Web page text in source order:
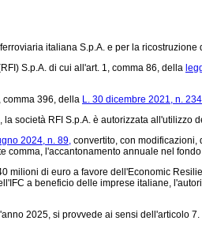
italiana S.p.A. e per la
S.p.A. di cui all'art. 1, comma 86, della
396, della L. 30 dicembre 2021, n. 234
società RFI S.p.A. è autorizzata all'utilizzo
2024, n. 89, convertito, con modificazioni,
l'accantonamento annuale nel
di euro a favore dell'Economic
a beneficio delle imprese italiane,
2025, si provvede ai sensi dell'articolo 7.